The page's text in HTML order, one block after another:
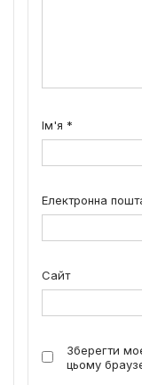
Ім'я *
Електронна
Сайт
Зберегти
цьому